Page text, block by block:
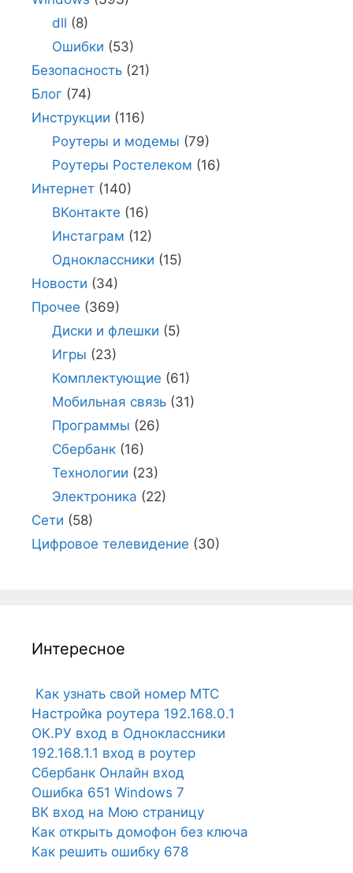
dll (8)
Ошибки (53)
Безопасность (21)
Блог (74)
Инструкции (116)
Роутеры и модемы (79)
Роутеры Ростелеком (16)
Интернет (140)
ВКонтакте (16)
Инстаграм (12)
Одноклассники (15)
Новости (34)
Прочее (369)
Диски и флешки (5)
Игры (23)
Комплектующие (61)
Мобильная связь(31)
Программы (26)
Сбербанк(16)
Технологии (23)
Электроника (22)
Сети (58)
Цифровое телевидение (30)
Интересное
Как узнать свой номер МТС
Настройка роутера 192.168.0.1
ОК.РУ вход в Одноклассники
192.168.1.1 вход в роутер
Сбербанк Онлайн вход
Ошибка 651 Windows 7
ВК вход на Мою страницу
Как открыть домофон без ключа
Как решить ошибку 678